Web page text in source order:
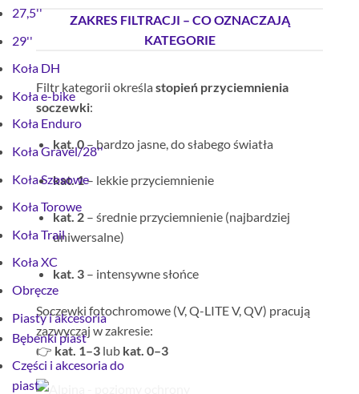
27,5''
29''
Koła DH
Koła e-bike
Koła Enduro
Koła Gravel/28''
Koła Szosowe
Koła Torowe
Koła Trail
Koła XC
Obręcze
Piasty i akcesoria
Bębenki piast
Części i akcesoria do
piast
ZAKRES FILTRACJI – CO OZNACZAJĄ
KATEGORIE
Filtr kategorii określa stopień przyciemnienia
soczewki:
kat. 0– bardzo jasne, do słabego światła
kat. 1– lekkie przyciemnienie
kat. 2– średnie przyciemnienie (najbardziej
uniwersalne)
kat. 3– intensywne słońce
Soczewki fotochromowe (V, Q-LITE V, QV) pracują
zazwyczaj w zakresie:
👉 kat. 1–3 lub kat. 0–3